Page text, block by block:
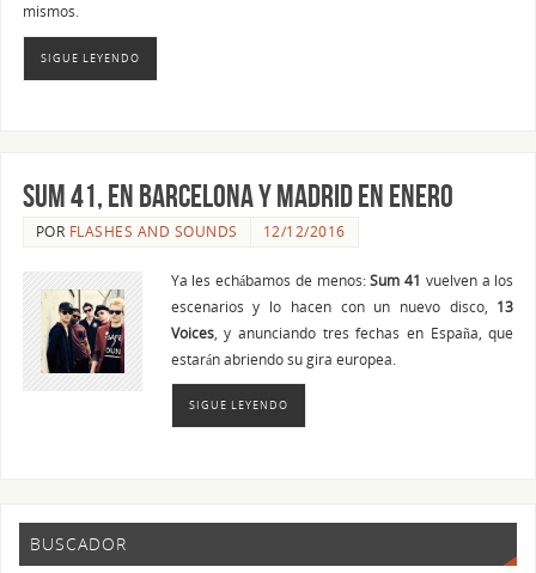
mismos.
SIGUE LEYENDO
SUM 41, en Barcelona y Madrid en enero
POR FLASHES AND SOUNDS 12/12/2016
Ya les echábamos de menos:Sum 41 vuelven a los
escenarios y lo hacen con un nuevo disco,
13
Voices, y anunciando tres fechas en España, que
estarán abriendo su gira europea.
SIGUE LEYENDO
BUSCADOR